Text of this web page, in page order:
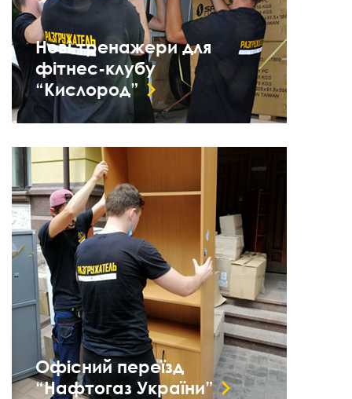
Нові тренажери для
фітнес-клубу
“Кислород”
Офісний переїзд
“Нафтогаз України”